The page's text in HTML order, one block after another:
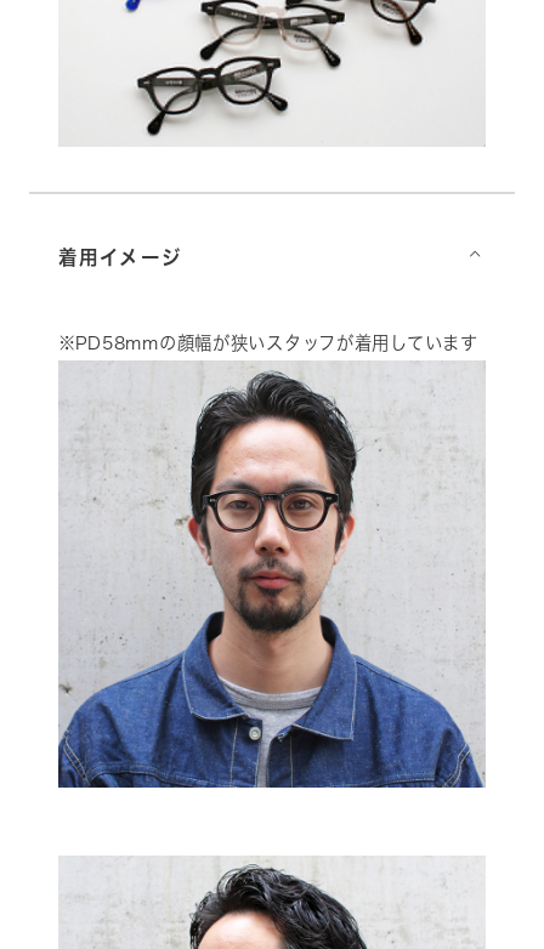
着用イメージ ⌵
※PD58mmの顔幅が狭いスタッフが着用しています